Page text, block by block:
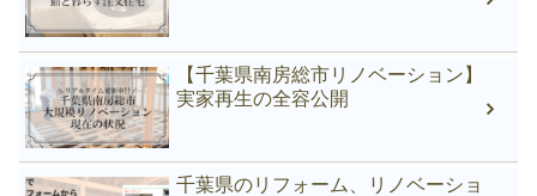
【千葉県南房総市リノベーション】
実家再生の全容公開
千葉県のリフォーム、リノベーショ